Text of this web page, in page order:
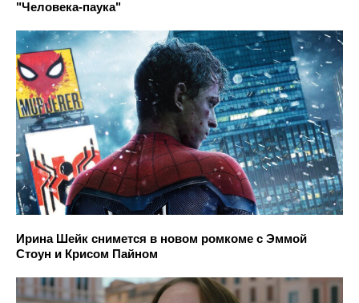
"Человека-паука"
Ирина Шейк снимется в новом ромкоме с Эммой
Стоун и Крисом Пайном